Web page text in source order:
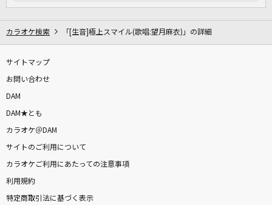
カラオケ検索 「[生音]極上スマイル(歌唱:望月麻衣)」の詳細
サイトマップ
お問い合わせ
DAM
DAM★とも
カラオケ＠DAM
サイトのご利用について
カラオケご利用にあたっての注意事項
利用規約
特定商取引法に基づく表示